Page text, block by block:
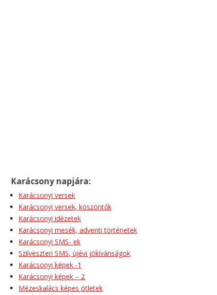
Karácsony napjára:
Karácsonyi versek
Karácsonyi versek, köszöntők
Karácsonyi idézetek
Karácsonyi mesék, adventi történetek
Karácsonyi SMS- ek
Szilveszteri SMS, újévi jókívánságok
Karácsonyi képek -1
Karácsonyi képek – 2
Mézeskalács képes ötletek